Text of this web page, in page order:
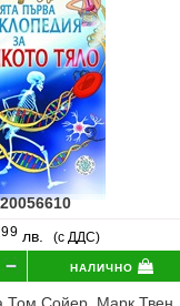
20056610
99 лв. (с ДДС)
налично